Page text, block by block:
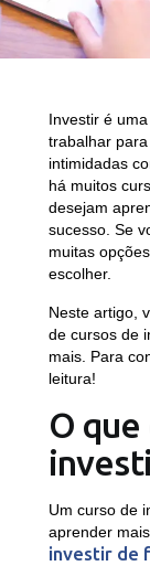
Investir é
trabalhar
intimidadas
há muitos
desejam
sucesso. Se
muitas
escolher.
Neste artigo,
de cursos de
mais. Para
leitura!
O que
Um curso de
aprender
investir de